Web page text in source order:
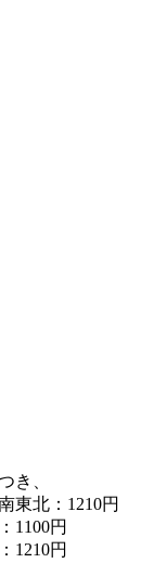
き、
北：1210円
1100円
1210円